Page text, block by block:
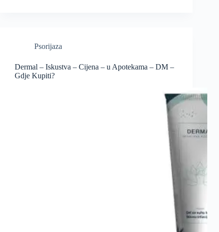
Psorijaza
Dermal – Iskustva – Cijena – u Apotekama – DM –
Gdje Kupiti?